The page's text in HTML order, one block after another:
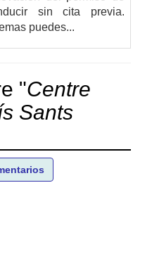
sin cita previa.
puedes...
"Centre
Sants